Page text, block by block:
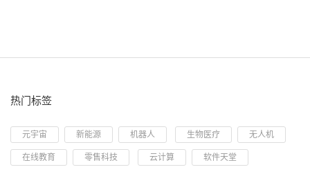
热门标签
元宇宙 新能源 机器人 生物医疗 无人机
在线教育 零售科技 云计算 软件天堂